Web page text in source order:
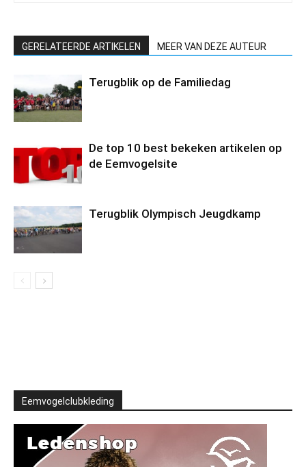
GERELATEERDE ARTIKELEN MEER VAN DEZE AUTEUR
Terugblik op de Familiedag
De top 10 best bekeken artikelen op
de Eemvogelsite
Terugblik Olympisch Jeugdkamp
Eemvogelclubkleding